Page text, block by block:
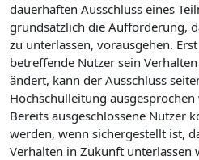
dauerhaften Ausschluss eines
grundsätzlich die Aufforderung,
zu unterlassen, vorausgehen.
betreffende Nutzer sein
ändert, kann der Ausschluss
Hochschulleitung ausgesprochen
Bereits ausgeschlossene Nutzer
werden, wenn sichergestellt ist,
Verhalten in Zukunft unterlassen